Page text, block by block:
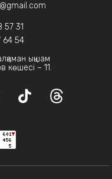
57 31
64 54
ықшам
көшесі – 11.